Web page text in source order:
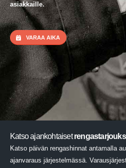
asiakkaille.
VARAA AIKA
Katso ajankohtaiset
Katso päivän rengashinnat antamalla
ajanvaraus järjestelmässä.